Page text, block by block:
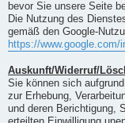
bevor Sie unsere Seite
Die Nutzung des
gemäß den Google-
https://
Auskunft/Widerruf/
Sie können sich
zur Erhebung,
und deren Berichtigung,